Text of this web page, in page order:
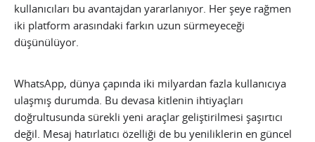
kullanıcıları bu avantajdan yararlanıyor. Her şeye rağmen
iki platform arasındaki farkın uzun sürmeyeceği
düşünülüyor.
WhatsApp, dünya çapında iki milyardan fazla kullanıcıya
ulaşmış durumda. Bu devasa kitlenin ihtiyaçları
doğrultusunda sürekli yeni araçlar geliştirilmesi şaşırtıcı
değil. Mesaj hatırlatıcı özelliği de bu yeniliklerin en güncel